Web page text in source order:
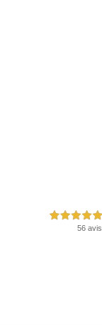
5,0 étoiles sur 5
56 avis